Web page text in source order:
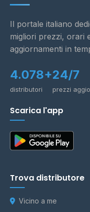
Il portale italiano
migliori prezzi, orari
aggiornamenti in
4.078+
distributori
24/7
prezzi
Scarica l'app
Trova distributore
Vicino a me